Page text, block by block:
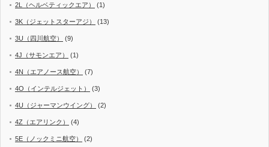
2L（ヘルベティックエア） (1)
3K（ジェットスターアジ） (13)
3U（四川航空） (9)
4J（サモンエア） (1)
4N（エアノース航空） (7)
4O（インテルジェット） (3)
4U（ジャーマンウイング） (2)
4Z（エアリンク） (4)
5E（ノックミニ航空） (2)